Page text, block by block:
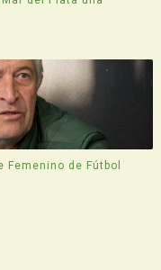
de Fútbol